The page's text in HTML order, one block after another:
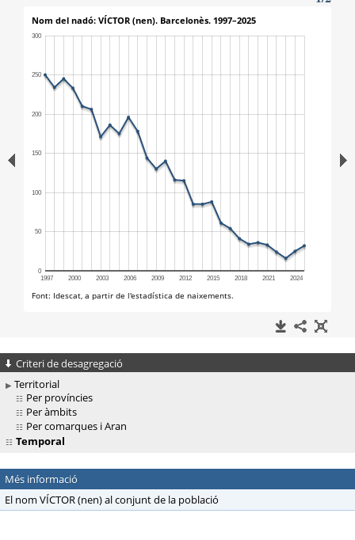
Criteri de desagregació
Territorial
Per províncies
Per àmbits
Per comarques i Aran
Temporal
Més informació
El nom VÍCTOR (nen) al conjunt de la població